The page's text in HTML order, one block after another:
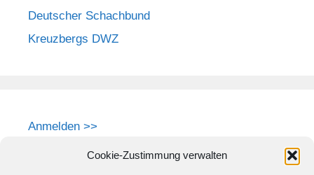
Cookie-Zustimmung verwalten
Deutscher Schachbund
Kreuzbergs DWZ
Anmelden >>